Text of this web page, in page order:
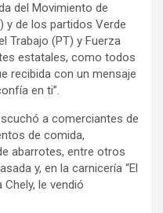
del Movimiento de
y de los partidos Verde
Trabajo (PT) y Fuerza
estatales, como todos
recibida con un mensaje
en ti”.
a comerciantes de
de comida,
abarrotes, entre otros
y, en la carnicería “El
le vendió